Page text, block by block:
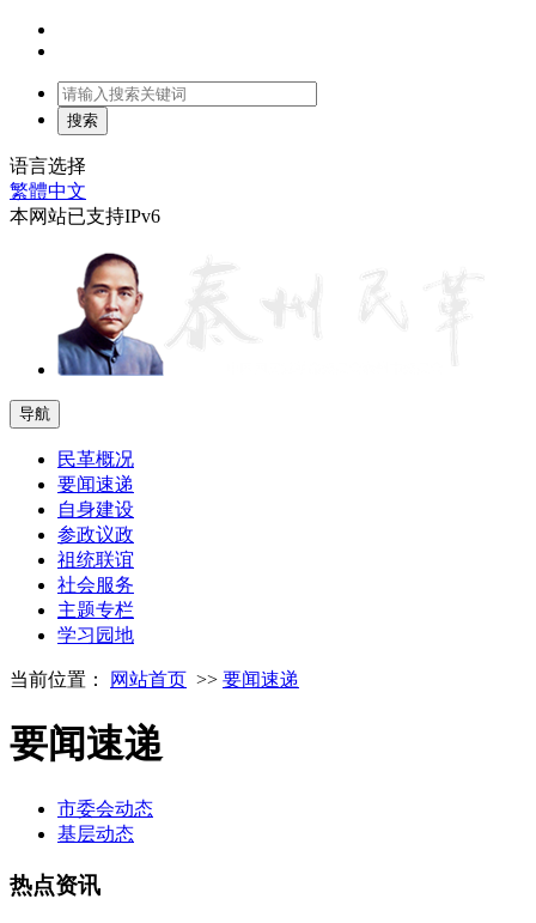
语言选择
繁體中文
本网站已支持IPv6
导航
民革概况
要闻速递
自身建设
参政议政
祖统联谊
社会服务
主题专栏
学习园地
当前位置： 网站首页 >> 要闻速递
要闻速递
市委会动态
基层动态
热点资讯